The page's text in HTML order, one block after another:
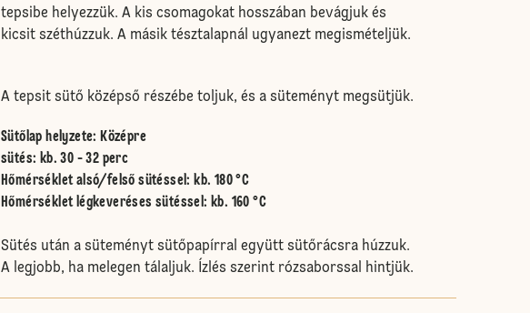
tepsibe helyezzük. A kis csomagokat hosszában bevágjuk és
kicsit széthúzzuk. A másik tésztalapnál ugyanezt megismételjük.
A tepsit sütő középső részébe toljuk, és a süteményt megsütjük.
Sütőlap helyzete: Középre
sütés: kb. 30 - 32 perc
Hőmérséklet alsó/felső sütéssel: kb. 180 °C
Hőmérséklet légkeveréses sütéssel: kb. 160 °C
Sütés után a süteményt sütőpapírral együtt sütőrácsra húzzuk.
A legjobb, ha melegen tálaljuk. Ízlés szerint rózsaborssal hintjük.